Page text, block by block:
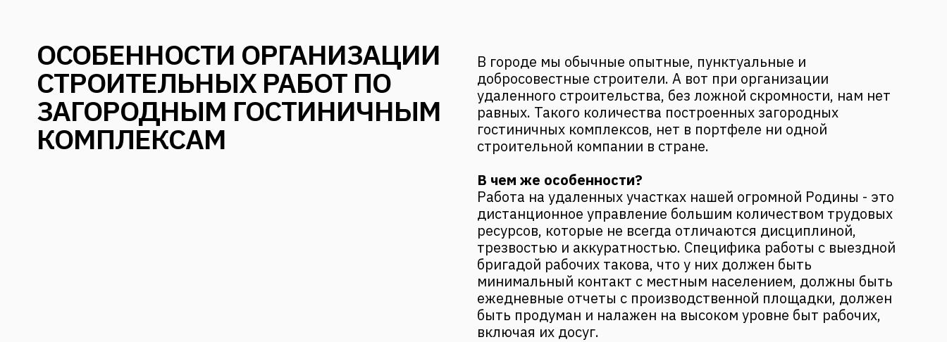
В городе мы обычные опытные, пунктуальные и
добросовестные строители. А вот при организации
удаленного строительства, без ложной скромности, нам нет
равных. Такого количества построенных загородных
гостиничных комплексов, нет в портфеле ни одной
строительной компании в стране.
В чем же особенности?
Работа на удаленных участках нашей огромной Родины - это
дистанционное управление большим количеством трудовых
ресурсов, которые не всегда отличаются дисциплиной,
трезвостью и аккуратностью. Специфика работы с выездной
бригадой рабочих такова, что у них должен быть
минимальный контакт с местным населением, должны быть
ежедневные отчеты с производственной площадки, должен
быть продуман и налажен на высоком уровне быт рабочих,
включая их досуг.
ОСОБЕННОСТИ ОРГАНИЗАЦИИ
СТРОИТЕЛЬНЫХ РАБОТ ПО
ЗАГОРОДНЫМ ГОСТИНИЧНЫМ
КОМПЛЕКСАМ